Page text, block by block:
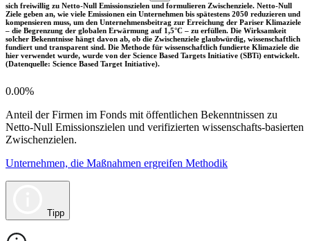
sich freiwillig zu Netto-Null Emissionszielen und formulieren Zwischenziele. Netto-Null
Ziele geben an, wie viele Emissionen ein Unternehmen bis spätestens 2050 reduzieren und
kompensieren muss, um den Unternehmensbeitrag zur Erreichung der Pariser Klimaziele
– die Begrenzung der globalen Erwärmung auf 1,5°C – zu erfüllen. Die Wirksamkeit
solcher Bekenntnisse hängt davon ab, ob die Zwischenziele glaubwürdig, wissenschaftlich
fundiert und transparent sind. Die Methode für wissenschaftlich fundierte Klimaziele die
hier verwendet wurde, wurde von der Science Based Targets Initiative (SBTi) entwickelt.
(Datenquelle: Science Based Target Initiative).
0.00%
Anteil der Firmen im Fonds mit öffentlichen Bekenntnissen zu
Netto-Null Emissionszielen und verifizierten wissenschafts-basierten
Zwischenzielen.
Unternehmen, die Maßnahmen ergreifen Methodik
Tipp